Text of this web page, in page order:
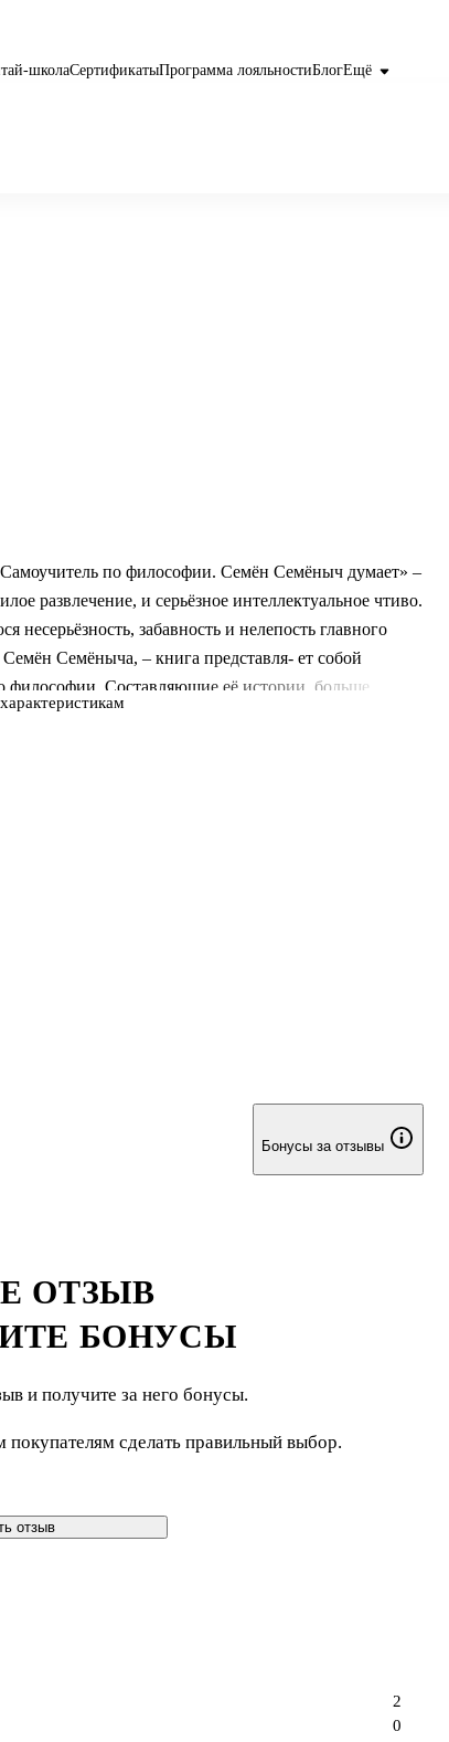
школаСертификатыПрограмма лояльностиБлогЕщё
по философии. Семён Семёныч думает» –
развлечение, и серьёзное интеллектуальное чтиво.
несерьёзность, забавность и нелепость главного
Семёныча, – книга представля- ет собой
философии. Составляющие её истории, больше
или – суфийские притчи, раскрывают сущность
в философии, понятие «вещи в себе»,
Бонусы за отзывы
ОТЗЫВ
БОНУСЫ
и получите за него бонусы.
сделать правильный выбор.
отзыв
0
2